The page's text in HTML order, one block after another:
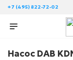
+7 (495) 822-72-02
Насос DAB